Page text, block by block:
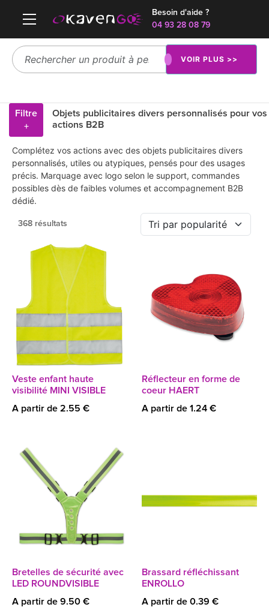
Besoin d'aide ?
04 93 28 08 79
VOIR PLUS >>
Filtre
+
Objets publicitaires divers personnalisés pour vos
actions B2B
Complétez vos actions avec des objets publicitaires divers
personnalisés, utiles ou atypiques, pensés pour des usages
précis. Marquage avec logo selon le support, commandes
possibles dès de faibles volumes et accompagnement B2B
dédié.
368 résultats
Veste enfant haute
visibilité MINI VISIBLE
A partir de 2.55 €
Réflecteur en forme de
coeur HAERT
A partir de 1.24 €
Bretelles de sécurité avec
LED ROUNDVISIBLE
A partir de 9.50 €
Brassard réfléchissant
ENROLLO
A partir de 0.39 €